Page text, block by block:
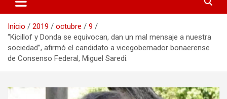
sobre política, economía, sociedad y mucho más.
Inicio
2019 octubre
9
“Kicillof y Donda se equivocan, dan un mal mensaje a nuestra
sociedad”, afirmó el candidato a vicegobernador bonaerense
de Consenso Federal, Miguel Saredi.